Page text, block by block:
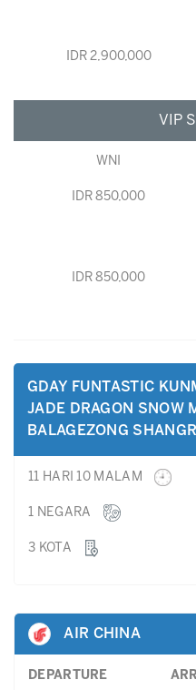
IDR 2,900,000
VIP
WNI
IDR 850,000
IDR 850,000
GDAY FUNTASTIC
JADE DRAGON SNOW
BALAGEZONG
11 HARI 10 MALAM
1 NEGARA
3 KOTA
AIR CHINA
DEPARTURE